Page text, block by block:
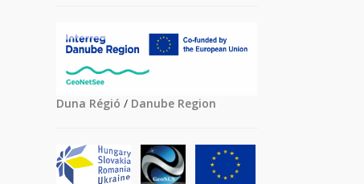
Duna Régió / Danube Region